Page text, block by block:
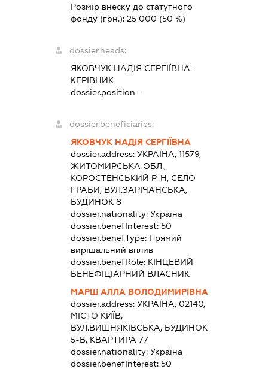
Розмір внеску до статутного
фонду (грн.): 25 000 (50 %)
dossier.heads:
ЯКОВЧУК НАДІЯ СЕРГІЇВНА -
КЕРІВНИК
dossier.position -
dossier.beneficiaries:
ЯКОВЧУК НАДІЯ СЕРГІЇВНА
dossier.address: УКРАЇНА, 11579,
ЖИТОМИРСЬКА ОБЛ.,
КОРОСТЕНСЬКИЙ Р-Н, СЕЛО
ГРАБИ, ВУЛ.ЗАРІЧАНСЬКА,
БУДИНОК 8
dossier.nationality: Україна
dossier.benefInterest: 50
dossier.benefType: Прямий
вирішальний вплив
dossier.benefRole: КІНЦЕВИЙ
БЕНЕФІЦІАРНИЙ ВЛАСНИК
МАРШ АЛЛА ВОЛОДИМИРІВНА
dossier.address: УКРАЇНА, 02140,
МІСТО КИЇВ,
ВУЛ.ВИШНЯКІВСЬКА, БУДИНОК
5-В, КВАРТИРА 77
dossier.nationality: Україна
dossier.benefInterest: 50